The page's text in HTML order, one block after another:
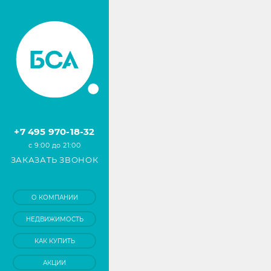
+7 495 970-18-32
с 9:00 до 21:00
ЗАКАЗАТЬ ЗВОНОК
О КОМПАНИИ
НЕДВИЖИМОСТЬ
КАК КУПИТЬ
АКЦИИ